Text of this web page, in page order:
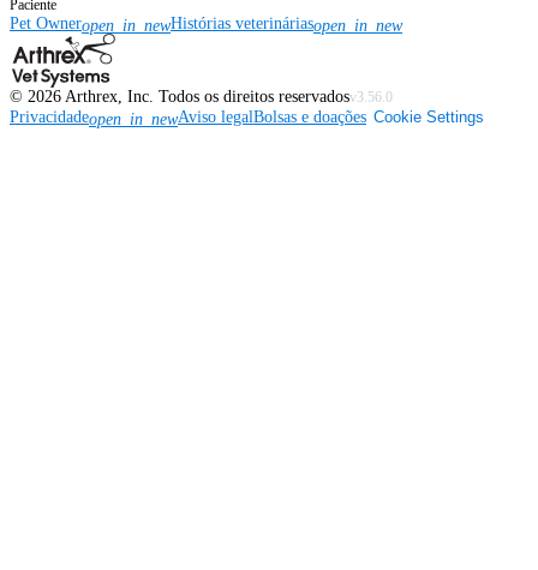
Paciente
Pet Owneropen_in_newHistórias veterináriasopen_in_new
© 2026 Arthrex, Inc. Todos os direitos reservadosv3.56.0
Privacidadeopen_in_newAviso legalBolsas e doações Cookie Settings